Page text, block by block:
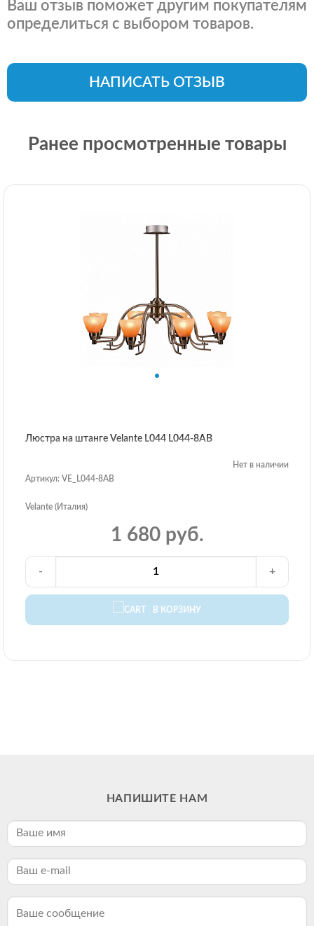
Ваш отзыв поможет другим покупателям
определиться с выбором товаров.
НАПИСАТЬ ОТЗЫВ
Ранее просмотренные товары
Люстра на штанге Velante L044 L044-8AB
Нет в наличии
Артикул: VE_L044-8AB
Velante (Италия)
1 680 руб.
В КОРЗИНУ
- +
НАПИШИТЕ НАМ